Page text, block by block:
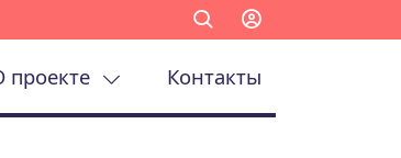
проекте Контакты